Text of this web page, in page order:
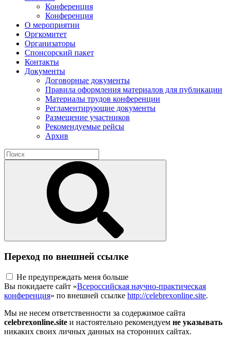
Конференция
Конференция
О мероприятии
Оргкомитет
Организаторы
Спонсорский пакет
Контакты
Документы
Договорные документы
Правила оформления материалов для публикации
Материалы трудов конференции
Регламентирующие документы
Размещение участников
Рекомендуемые рейсы
Архив
Переход по внешней ссылке
Не предупреждать меня больше
Вы покидаете сайт «Всероссийская научно-практическая
конференция» по внешней ссылке http://celebrexonline.site.
Мы не несем ответственности за содержимое сайта
celebrexonline.site и настоятельно рекомендуем не указывать
никаких своих личных данных на сторонних сайтах.